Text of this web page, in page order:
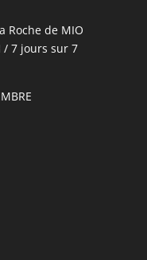
Roche de MIO
/ 7 jours sur 7